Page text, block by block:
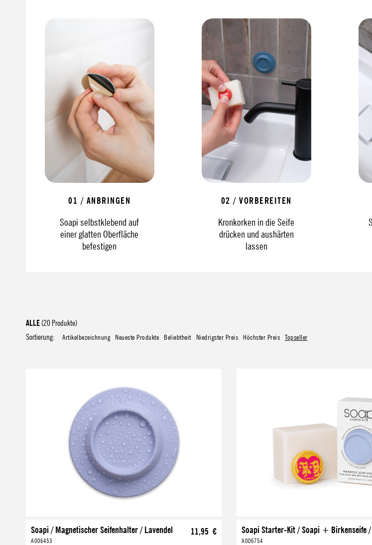
01 / ANBRINGEN
Soapi selbstklebend auf
einer glatten Oberfläche
befestigen
02 / VORBEREITEN
Kronkorken in die Seife
drücken und aushärten
lassen
ALLE (20 Produkte)
Sortierung:
Artikelbezeichnung Neueste Produkte Beliebtheit Niedrigster Preis Höchster Preis Topseller
Soapi / Magnetischer Seifenhalter / Lavendel
A006453
11,95 € Soapi Starter-Kit / Soapi + Birkenseife /
A006754